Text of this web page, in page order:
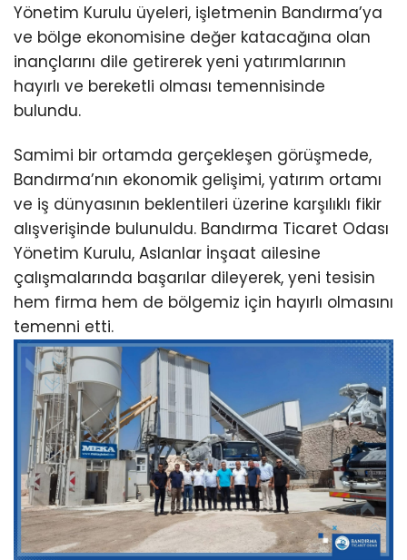
Yönetim Kurulu üyeleri, işletmenin Bandırma’ya
ve bölge ekonomisine değer katacağına olan
inançlarını dile getirerek yeni yatırımlarının
hayırlı ve bereketli olması temennisinde
bulundu.
Samimi bir ortamda gerçekleşen görüşmede,
Bandırma’nın ekonomik gelişimi, yatırım ortamı
ve iş dünyasının beklentileri üzerine karşılıklı fikir
alışverişinde bulunuldu. Bandırma Ticaret Odası
Yönetim Kurulu, Aslanlar İnşaat ailesine
çalışmalarında başarılar dileyerek, yeni tesisin
hem firma hem de bölgemiz için hayırlı olmasını
temenni etti.